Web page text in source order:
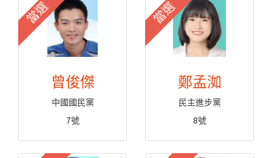
當選
曾俊傑
中國國民黨
7號
當選
鄭孟洳
民主進步黨
8號